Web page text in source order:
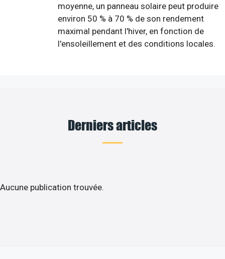
moyenne, un panneau solaire peut produire
environ 50 % à 70 % de son rendement
maximal pendant l'hiver, en fonction de
l'ensoleillement et des conditions locales.
Derniers articles
Aucune publication trouvée.